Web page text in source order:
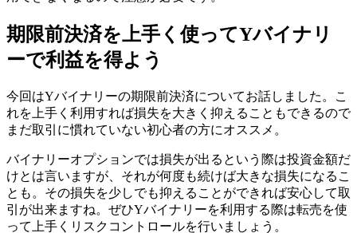
期限前決済を上手く使ってYバイナリ
ーで利益を得よう
今回はYバイナリーの期限前決済についてお話しました。こ
れを上手く利用すれば損失を大きく抑えることもできるので
まだ取引に慣れていない初心者の方にオススメ。
バイナリーオプションでは損失が出るという際は投資金額だ
けとは言いますが、それが何度も続けば大きな損失になるこ
とも。その損失を少しでも抑えることができれば安心して取
引が出来ますね。 ぜひYバイナリーを利用する際は転売を使
って上手くリスクコントロールを行いましょう。